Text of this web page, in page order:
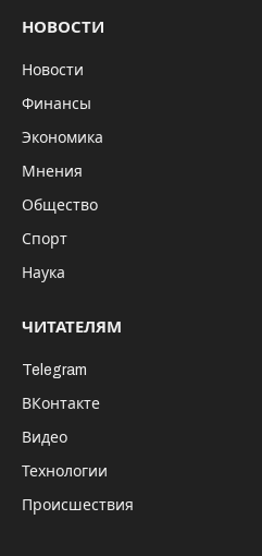
НОВОСТИ
Новости
Финансы
Экономика
Мнения
Общество
Спорт
Наука
ЧИТАТЕЛЯМ
Telegram
ВКонтакте
Видео
Технологии
Происшествия